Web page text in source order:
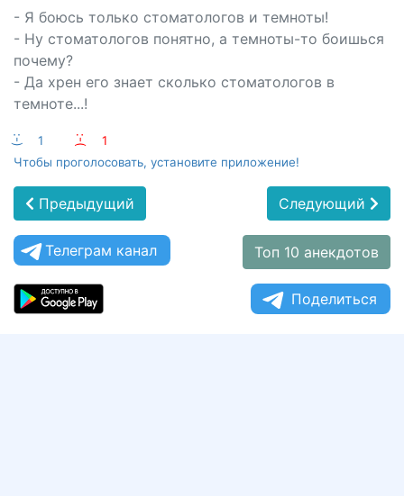
- Я боюсь только стоматологов и темноты!
- Ну стоматологов понятно, а темноты-то боишься
почему?
- Да хрен его знает сколько стоматологов в
темноте...!
:-) 1 :-(
1
Чтобы проголосовать, установите приложение!
Предыдущий Следующий
Телеграм канал Топ 10 анекдотов
Поделиться